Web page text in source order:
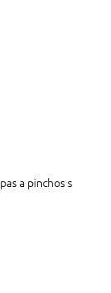
a pinchos s